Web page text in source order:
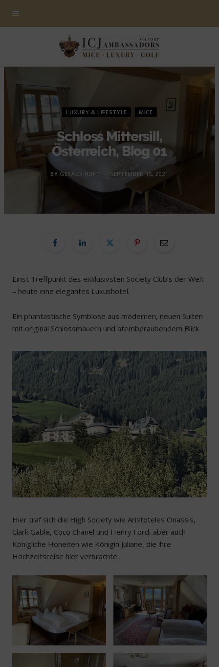
LUXURY & LIFESTYLE MICE
Schloss Mittersill,
Österreich, Blog 01
BY GERALD HUFT SEPTEMBER 15, 2021
Einst Treffpunkt des exklusivsten Society Club’s der Welt
– heute eine elegantes Luxushotel.
Ein phantastische Symbiose aus modernen, neuen Suiten
mit original Schlossmauern und atemberaubendem Blick
Hier traf sich die High Society wie Aristoteles Onassis,
Clark Gable, Coco Chanel und Henry Ford, aber auch
Königliche Hoheiten wie Königin Juliane, die ihre
Hochzeitsreise hier verbrachte.